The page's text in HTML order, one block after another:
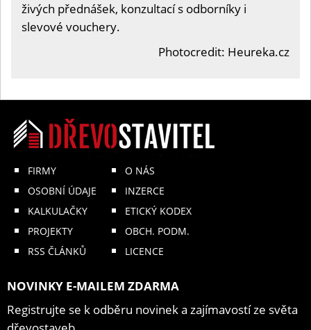
živých přednášek, konzultací s odborníky i
slevové vouchery.
Photocredit: Heureka.cz
FIRMY
OSOBNÍ ÚDAJE
KALKULAČKY
PROJEKTY
RSS ČLÁNKŮ
O NÁS
INZERCE
ETICKÝ KODEX
OBCH. PODM.
LICENCE
NOVINKY E-MAILEM ZDARMA
Registrujte se k odběru novinek a zajímavostí ze světa